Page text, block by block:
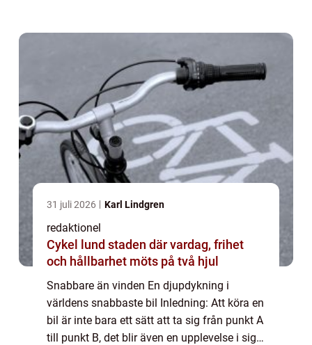
31 juli 2026 Karl Lindgren
redaktionel
Cykel lund staden där vardag, frihet
och hållbarhet möts på två hjul
Snabbare än vinden En djupdykning i
världens snabbaste bil Inledning: Att köra en
bil är inte bara ett sätt att ta sig från punkt A
till punkt B, det blir även en upplevelse i sig.